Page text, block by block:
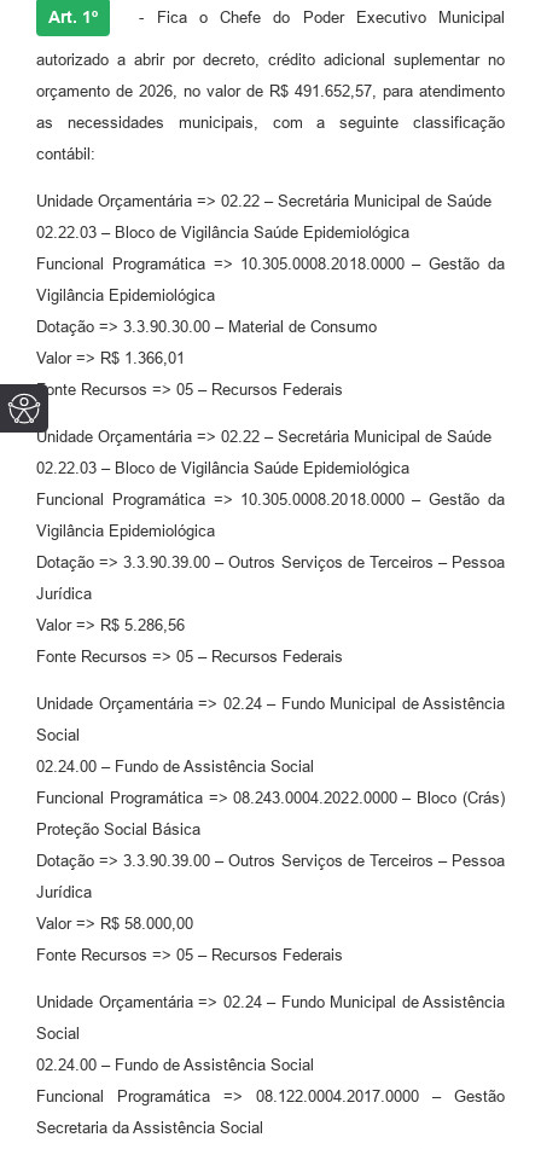
Art. 1º - Fica o Chefe do Poder Executivo Municipal
autorizado a abrir por decreto, crédito adicional suplementar no
orçamento de 2026, no valor de R$ 491.652,57, para atendimento
as necessidades municipais, com a seguinte classificação
contábil:
Unidade Orçamentária => 02.22 – Secretária Municipal de Saúde
02.22.03 – Bloco de Vigilância Saúde Epidemiológica
Funcional Programática => 10.305.0008.2018.0000 – Gestão da
Vigilância Epidemiológica
Dotação => 3.3.90.30.00 – Material de Consumo
Valor => R$ 1.366,01
Fonte Recursos => 05 – Recursos Federais
Unidade Orçamentária => 02.22 – Secretária Municipal de Saúde
02.22.03 – Bloco de Vigilância Saúde Epidemiológica
Funcional Programática => 10.305.0008.2018.0000 – Gestão da
Vigilância Epidemiológica
Dotação => 3.3.90.39.00 – Outros Serviços de Terceiros – Pessoa
Jurídica
Valor => R$ 5.286,56
Fonte Recursos => 05 – Recursos Federais
Unidade Orçamentária => 02.24 – Fundo Municipal de Assistência
Social
02.24.00 – Fundo de Assistência Social
Funcional Programática => 08.243.0004.2022.0000 – Bloco (Crás)
Proteção Social Básica
Dotação => 3.3.90.39.00 – Outros Serviços de Terceiros – Pessoa
Jurídica
Valor => R$ 58.000,00
Fonte Recursos => 05 – Recursos Federais
Unidade Orçamentária => 02.24 – Fundo Municipal de Assistência
Social
02.24.00 – Fundo de Assistência Social
Funcional Programática => 08.122.0004.2017.0000 – Gestão
Secretaria da Assistência Social